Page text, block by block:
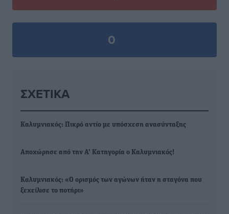
0
ΣΧΕΤΙΚΆ
Καλυμνιακός: Πικρό αντίο με υπόσχεση ανασύνταξης
Αποχώρησε από την Α' Κατηγορία ο Καλυμνιακός!
Καλυμνιακός: «Ο ορισμός των αγώνων ήταν η σταγόνα που
ξεχείλισε το ποτήρι»